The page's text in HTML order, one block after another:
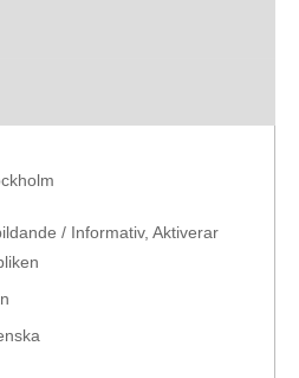
relationer
/ Informativ, Aktiverar